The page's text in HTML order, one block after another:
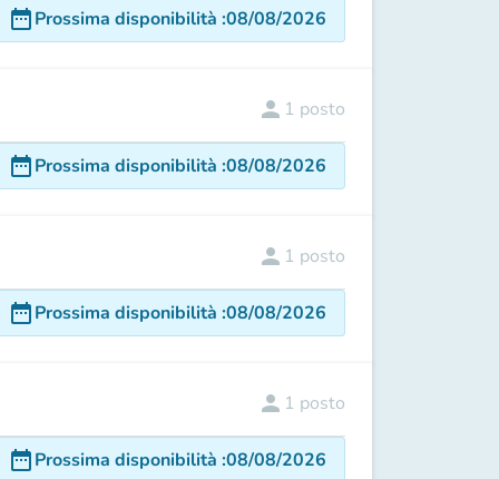
date_rangeProssima disponibilità :08/08/2026
person 1 posto
date_rangeProssima disponibilità :08/08/2026
person 1 posto
date_rangeProssima disponibilità :08/08/2026
person 1 posto
date_rangeProssima disponibilità :08/08/2026